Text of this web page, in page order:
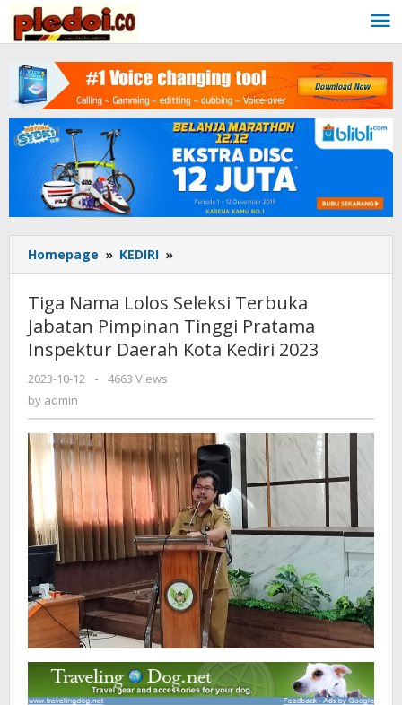
content
Homepage » KEDIRI »
Nama
Lolos
Seleksi
Terbuka
Jabatan
Inspektur
Daerah
Kota
Kediri
2023
Tiga Nama Lolos Seleksi Terbuka
Jabatan Pimpinan Tinggi Pratama
Inspektur Daerah Kota Kediri 2023
2023-10-12
by
-
4663 Views
by admin